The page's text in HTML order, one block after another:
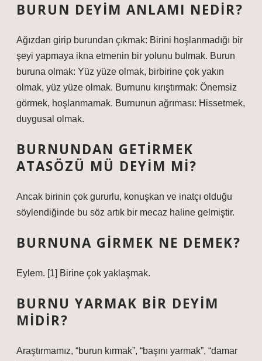
BURUN DEYIM ANLAMI NEDIR?
Ağızdan girip burundan çıkmak: Birini hoşlanmadığı bir
şeyi yapmaya ikna etmenin bir yolunu bulmak. Burun
buruna olmak: Yüz yüze olmak, birbirine çok yakın
olmak, yüz yüze olmak. Burnunu kırıştırmak: Önemsiz
görmek, hoşlanmamak. Burnunun ağrıması: Hissetmek,
duygusal olmak.
BURNUNDAN GETIRMEK
ATASÖZÜ MÜ DEYIM MI?
Ancak birinin çok gururlu, konuşkan ve inatçı olduğu
söylendiğinde bu söz artık bir mecaz haline gelmiştir.
BURNUNA GIRMEK NE DEMEK?
Eylem. [1] Birine çok yaklaşmak.
BURNU YARMAK BIR DEYIM
MIDIR?
Araştırmamız, “burun kırmak”, “başını yarmak”, “damar